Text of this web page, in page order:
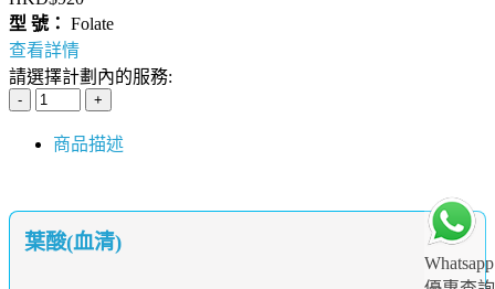
Whatsapp
型 號： Folate
查看詳情
請選擇計劃內的服務:
商品描述
葉酸(血清)